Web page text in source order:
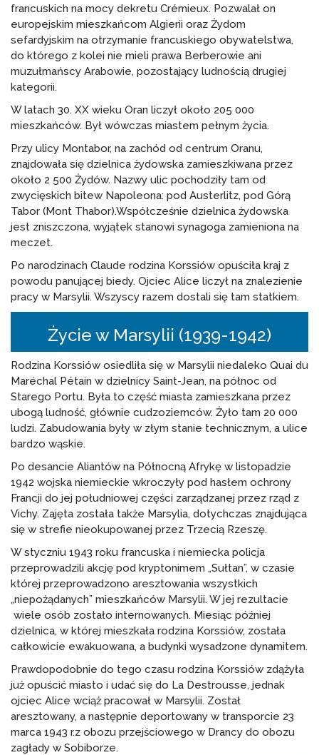
francuskich na mocy dekretu Crémieux. Pozwalał on
europejskim mieszkańcom Algierii oraz Żydom
sefardyjskim na otrzymanie francuskiego obywatelstwa,
do którego z kolei nie mieli prawa Berberowie ani
muzułmańscy Arabowie, pozostający ludnością drugiej
kategorii.
W latach 30. XX wieku Oran liczył około 205 000
mieszkańców. Był wówczas miastem pełnym życia.
Przy ulicy Montabor, na zachód od centrum Oranu,
znajdowała się dzielnica żydowska zamieszkiwana przez
około 2 500 Żydów. Nazwy ulic pochodziły tam od
zwycięskich bitew Napoleona: pod Austerlitz, pod Górą
Tabor (Mont Thabor).Współcześnie dzielnica żydowska
jest zniszczona, wyjątek stanowi synagoga zamieniona na
meczet.
Po narodzinach Claude rodzina Korssiów opuściła kraj z
powodu panującej biedy. Ojciec Alice liczył na znalezienie
pracy w Marsylii. Wszyscy razem dostali się tam statkiem.
Życie w Marsylii (1939-1942)
Rodzina Korssiów osiedliła się w Marsylii niedaleko Quai du
Maréchal Pétain w dzielnicy Saint-Jean, na północ od
Starego Portu. Była to część miasta zamieszkana przez
ubogą ludność, głównie cudzoziemców. Żyło tam 20 000
ludzi. Zabudowania były w złym stanie technicznym, a ulice
bardzo wąskie.
Po desancie Aliantów na Północną Afrykę w listopadzie
1942 wojska niemieckie wkroczyły pod hasłem ochrony
Francji do jej południowej części zarządzanej przez rząd z
Vichy. Zajęta została także Marsylia, dotychczas znajdująca
się w strefie nieokupowanej przez Trzecią Rzeszę.
W styczniu 1943 roku francuska i niemiecka policja
przeprowadzili akcję pod kryptonimem „Sułtan”, w czasie
której przeprowadzono aresztowania wszystkich
„niepożądanych” mieszkańców Marsylii. W jej rezultacie
wiele osób zostało internowanych. Miesiąc później
dzielnica, w której mieszkała rodzina Korssiów, została
całkowicie ewakuowana, a budynki wysadzone dynamitem.
Prawdopodobnie do tego czasu rodzina Korssiów zdążyła
już opuścić miasto i udać się do La Destrousse, jednak
ojciec Alice wciąż pracował w Marsylii. Został
aresztowany, a następnie deportowany w transporcie 23
marca 1943 r.z obozu przejściowego w Drancy do obozu
zagłady w Sobiborze.